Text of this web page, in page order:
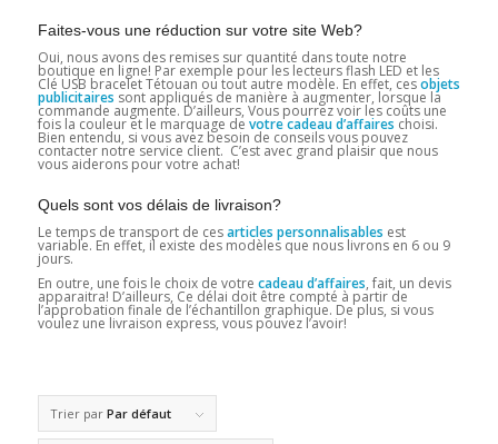
Faites-vous une réduction sur votre site Web?
Oui, nous avons des remises sur quantité dans toute notre
boutique en ligne! Par exemple pour les lecteurs flash LED et les
Clé USB bracelet Tétouan ou tout autre modèle. En effet, cesobjets
publicitaires sont appliqués de manière à augmenter, lorsque la
commande augmente. D’ailleurs, Vous pourrez voir les coûts une
fois la couleur et le marquage de votre cadeau d’affaires choisi.
Bien entendu, si vous avez besoin de conseils vous pouvez
contacter notre service client. C’est avec grand plaisir que nous
vous aiderons pour votre achat!
Quels sont vos délais de livraison?
Le temps de transport de cesarticles personnalisables est
variable. En effet, il existe des modèles que nous livrons en 6 ou 9
jours.
En outre, une fois le choix de votre cadeau d’affaires, fait, un devis
apparaitra! D’ailleurs, Ce délai doit être compté à partir de
l’approbation finale de l’échantillon graphique. De plus, si vous
voulez une livraison express, vous pouvez l’avoir!
Trier par Par défaut